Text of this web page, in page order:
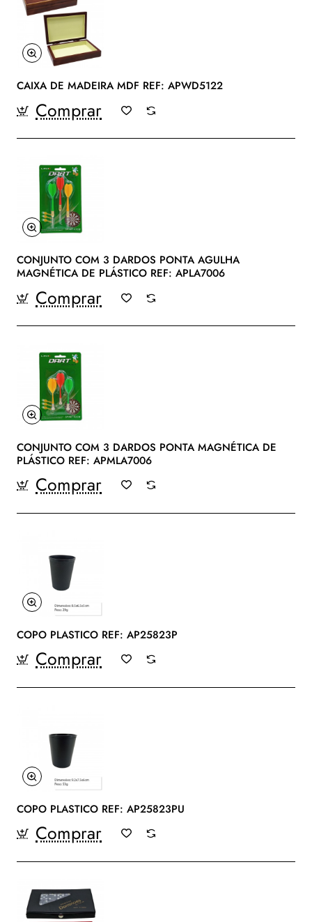
CAIXA DE MADEIRA MDF REF: APWD5122
Comprar
CONJUNTO COM 3 DARDOS PONTA AGULHA
MAGNÉTICA DE PLÁSTICO REF: APLA7006
Comprar
CONJUNTO COM 3 DARDOS PONTA MAGNÉTICA DE
PLÁSTICO REF: APMLA7006
Comprar
COPO PLASTICO REF: AP25823P
Comprar
COPO PLASTICO REF: AP25823PU
Comprar